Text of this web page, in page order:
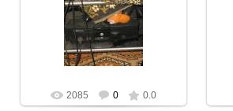
13.03.2012
ezooculteric
2085 0 0.0